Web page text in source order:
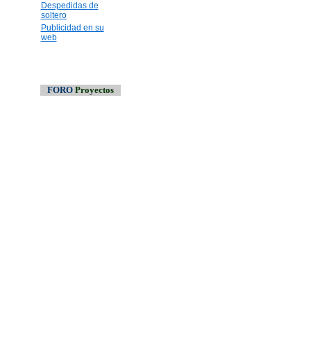
Despedidas de
soltero
Publicidad en su
web
FORO Proyectos